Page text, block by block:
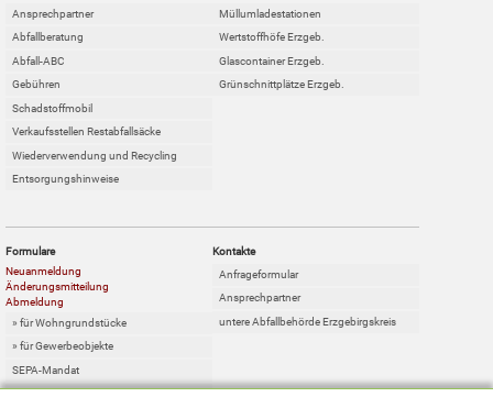
Ansprechpartner
Abfallberatung
Abfall-ABC
Gebühren
Schadstoffmobil
Verkaufsstellen Restabfallsäcke
Wiederverwendung und Recycling
Entsorgungshinweise
Müllumladestationen
Wertstoffhöfe Erzgeb.
Glascontainer Erzgeb.
Grünschnittplätze Erzgeb.
Formulare
Neuanmeldung
Änderungsmitteilung
Abmeldung
» für Wohngrundstücke
» für Gewerbeobjekte
SEPA-Mandat
Online-Sperrabfallkarte
Kontakte
Anfrageformular
Ansprechpartner
untere Abfallbehörde Erzgebirgskreis